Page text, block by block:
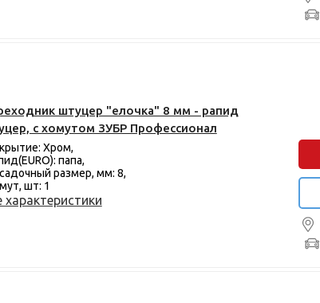
штуцер "елочка" 8 мм - рапид
с хомутом ЗУБР Профессионал
Хром,
папа,
размер, мм: 8,
шт: 1
характеристики